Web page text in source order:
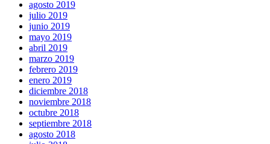
agosto 2019
julio 2019
junio 2019
mayo 2019
abril 2019
marzo 2019
febrero 2019
enero 2019
diciembre 2018
noviembre 2018
octubre 2018
septiembre 2018
agosto 2018